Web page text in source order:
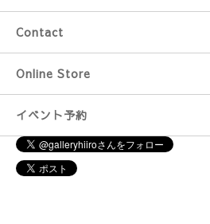
Contact
Online Store
イベント予約